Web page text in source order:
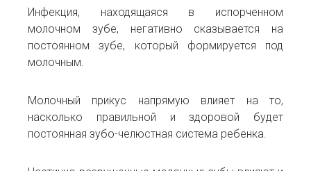
Инфекция, находящаяся в испорченном
молочном зубе, негативно сказывается на
постоянном зубе, который формируется под
молочным.
Молочный прикус напрямую влияет на то,
насколько правильной и здоровой будет
постоянная зубо-челюстная система ребенка.